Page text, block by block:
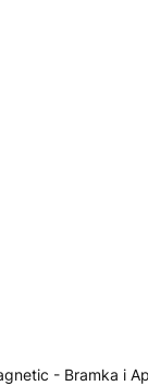
- Bramka i